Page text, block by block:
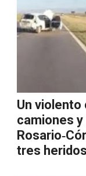
Un violento
camiones
tres heridos